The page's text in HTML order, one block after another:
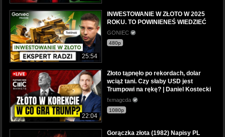
25:54
INWESTOWANIE W ZŁOTO W 2025
ROKU. TO POWINIENEŚ WIEDZIEĆ
GONIEC
480p
22:04
Złoto tąpnęło po rekordach, dolar
wciąż tani. Czy słaby USD jest
Trumpowi na rękę? | Daniel Kostecki
fxmagcda
1080p
Gorączka złota (1982) Napisy PL